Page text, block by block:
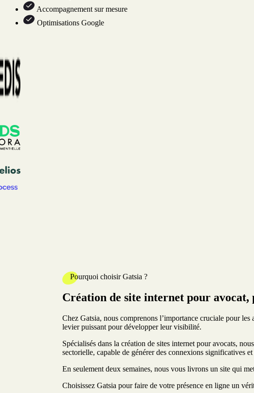
Accompagnement sur mesure
Optimisations Google
Pourquoi choisir Gatsia ?
Création de site internet pour avocat,
Chez Gatsia, nous comprenons l’importance cruciale pour
levier puissant pour développer leur visibilité.
Spécialisés dans la création de sites internet pour avocats,
sectorielle, capable de générer des connexions significatives
En seulement deux semaines, nous vous livrons un site qui
Choisissez Gatsia pour faire de votre présence en ligne un